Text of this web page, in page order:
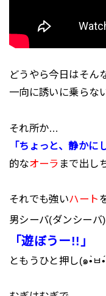
どうやら今日はそん
一向に誘いに乗らな
それ所か…
「ちょっと、静かに
的なオーラ まで出し
それでも強いハート
男シーバ(ダンシーバ)
「遊ぼうー!!」